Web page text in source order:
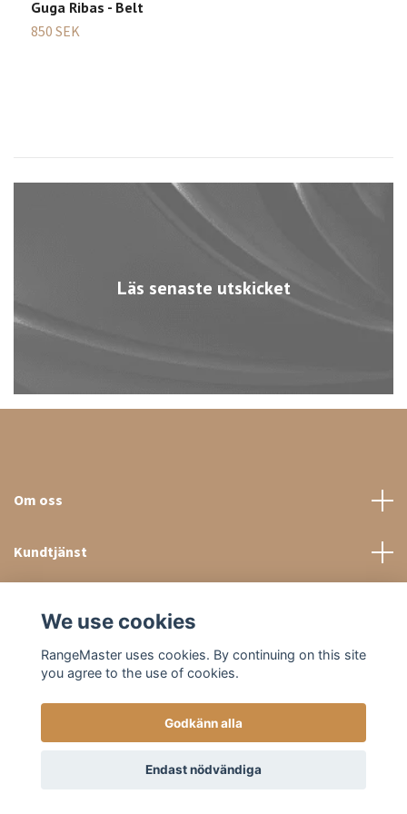
Läs senaste utskicket
Guga Ribas - Belt
850 SEK
Om oss
Kundtjänst
© 2026 RangeMaster Store
We use cookies
RangeMaster uses cookies. By continuing on this site
you agree to the use of cookies.
Godkänn alla
Endast nödvändiga